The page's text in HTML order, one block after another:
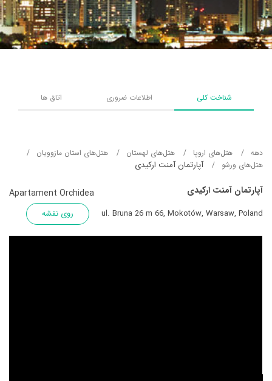
شناخت کلی اطلاعات ضروری اتاق ها
دهه هتل‌های اروپا هتل‌های لهستان
هتل‌های استان مازوویان
هتل‌های ورشو
آپارتمان آمنت ارکیدی
آپارتمان آمنت ارکیدی Apartament Orchidea
ul. Bruna 26 m 66, Mokotów, Warsaw, Poland روی نقشه